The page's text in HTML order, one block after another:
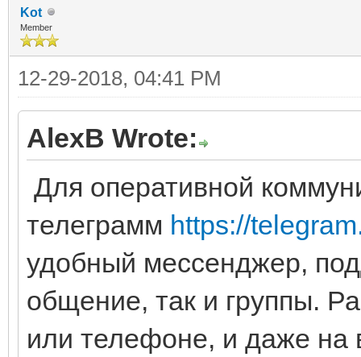
Kot
Member
12-29-2018, 04:41 PM
AlexB Wrote:
Для оперативной
телеграмм https://
удобный мессенджер,
общение, так и группы.
или телефоне, и даже на